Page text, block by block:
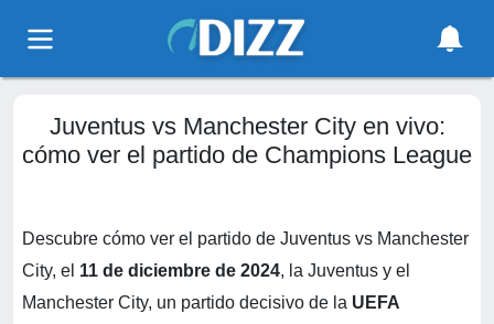
Juventus vs Manchester City en vivo:
cómo ver el partido de Champions League
Descubre cómo ver el partido de Juventus vs Manchester
City, el 11 de diciembre de 2024, la Juventus y el
Manchester City, un partido decisivo de la UEFA